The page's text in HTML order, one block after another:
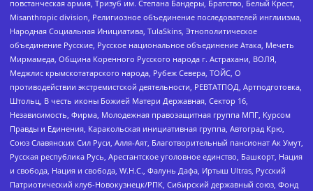
повстанческая армия, Тризуб им. Степана Бандеры, Братство, Белый Крест,
Misanthropic division, Религиозное объединение последователей инглиизма,
Народная Социальная Инициатива, TulaSkins, Этнополитическое
объединение Русские, Русское национальное объединение Атака, Мечеть
Мирмамеда, Община Коренного Русского народа г. Астрахани, ВОЛЯ,
Меджлис крымскотатарского народа, Рубеж Севера, ТОЙС, О
противодействии экстремистской деятельности, РЕВТАТПОД, Артподготовка,
Штольц, В честь иконы Божией Матери Державная, Сектор 16,
Независимость, Фирма, Молодежная правозащитная группа МПГ, Курсом
Правды и Единения, Каракольская инициативная группа, Автоград Крю,
Союз Славянских Сил Руси, Алля-Аят, Благотворительный пансионат Ак Умут,
Русская республика Русь, Арестантское уголовное единство, Башкорт, Нация
и свобода, Нация и свобода, W.H.С., Фалунь Дафа, Иртыш Ultras, Русский
Патриотический клуб-Новокузнецк/РПК, Сибирский державный союз, Фонд